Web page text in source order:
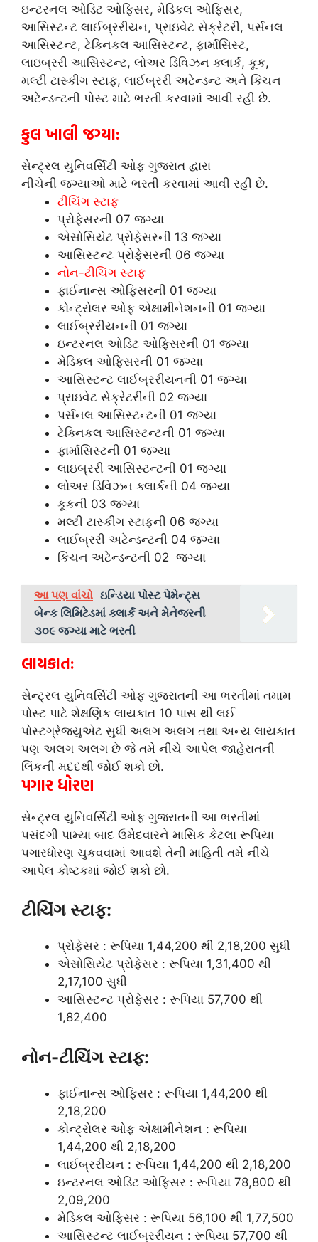
ઇન્ટરનલ ઓડિટ ઓફિસર, મેડિકલ ઓફિસર,
આસિસ્ટન્ટ લાઈબ્રરીયન, પ્રાઇવેટ સેક્રેટરી, પર્સનલ
આસિસ્ટન્ટ, ટેક્નિકલ આસિસ્ટન્ટ, ફાર્માસિસ્ટ,
લાઇબ્રરી આસિસ્ટન્ટ, લોઅર ડિવિઝન ક્લાર્ક, કૂક,
મલ્ટી ટાસ્કીંગ સ્ટાફ, લાઈબ્રરી અટેન્ડન્ટ અને કિચન
અટેન્ડન્ટની પોસ્ટ માટે ભરતી કરવામાં આવી રહી છે.
કુલ ખાલી જગ્યા:
સેન્ટ્રલ યુનિવર્સિટી ઓફ ગુજરાત દ્વારા
નીચેની જગ્યાઓ માટે ભરતી કરવામાં આવી રહી છે.
ટીચિંગ સ્ટાફ
પ્રોફેસરની 07 જગ્યા
એસોસિયેટ પ્રોફેસરની 13 જગ્યા
આસિસ્ટન્ટ પ્રોફેસરની 06 જગ્યા
નોન-ટીચિંગ સ્ટાફ
ફાઈનાન્સ ઓફિસરની 01 જગ્યા
કોન્ટ્રોલર ઓફ એક્ષામીનેશનની 01 જગ્યા
લાઈબ્રરીયનની 01 જગ્યા
ઇન્ટરનલ ઓડિટ ઓફિસરની 01 જગ્યા
મેડિકલ ઓફિસરની 01 જગ્યા
આસિસ્ટન્ટ લાઈબ્રરીયનની 01 જગ્યા
પ્રાઇવેટ સેક્રેટરીની 02 જગ્યા
પર્સનલ આસિસ્ટન્ટની 01 જગ્યા
ટેક્નિકલ આસિસ્ટન્ટની 01 જગ્યા
ફાર્માસિસ્ટની 01 જગ્યા
લાઇબ્રરી આસિસ્ટન્ટની 01 જગ્યા
લોઅર ડિવિઝન ક્લાર્કની 04 જગ્યા
કૂકની 03 જગ્યા
મલ્ટી ટાસ્કીંગ સ્ટાફની 06 જગ્યા
લાઈબ્રરી અટેન્ડન્ટની 04 જગ્યા
કિચન અટેન્ડન્ટની 02 જગ્યા
આ પણ વાંચો ઇન્ડિયા પોસ્ટ પેમેન્ટ્સ
બેન્ક લિમિટેડમાં ક્લાર્ક અને મેનેજરની
૩૦૯ જગ્યા માટે ભરતી
લાયકાત:
સેન્ટ્રલ યુનિવર્સિટી ઓફ ગુજરાતની આ ભરતીમાં તમામ
પોસ્ટ પાટે શેક્ષણિક લાયકાત 10 પાસ થી લઈ
પોસ્ટગ્રેજ્યુએટ સુધી અલગ અલગ તથા અન્ય લાયકાત
પણ અલગ અલગ છે જે તમે નીચે આપેલ જાહેરાતની
લિંકની મદદથી જોઈ શકો છો.
પગાર ધોરણ
સેન્ટ્રલ યુનિવર્સિટી ઓફ ગુજરાતની આ ભરતીમાં
પસંદગી પામ્યા બાદ ઉમેદવારને માસિક કેટલા રૂપિયા
પગારધોરણ ચુકવવામાં આવશે તેની માહિતી તમે નીચે
આપેલ કોષ્ટકમાં જોઈ શકો છો.
ટીચિંગ સ્ટાફ:
પ્રોફેસર : રૂપિયા 1,44,200 થી 2,18,200 સુધી
એસોસિયેટ પ્રોફેસર : રૂપિયા 1,31,400 થી
2,17,100 સુધી
આસિસ્ટન્ટ પ્રોફેસર : રૂપિયા 57,700 થી
1,82,400
નોન-ટીચિંગ સ્ટાફ:
ફાઈનાન્સ ઓફિસર : રૂપિયા 1,44,200 થી
2,18,200
કોન્ટ્રોલર ઓફ એક્ષામીનેશન : રૂપિયા
1,44,200 થી 2,18,200
લાઈબ્રરીયન : રૂપિયા 1,44,200 થી 2,18,200
ઇન્ટરનલ ઓડિટ ઓફિસર : રૂપિયા 78,800 થી
2,09,200
મેડિકલ ઓફિસર : રૂપિયા 56,100 થી 1,77,500
આસિસ્ટન્ટ લાઈબ્રરીયન : રૂપિયા 57,700 થી